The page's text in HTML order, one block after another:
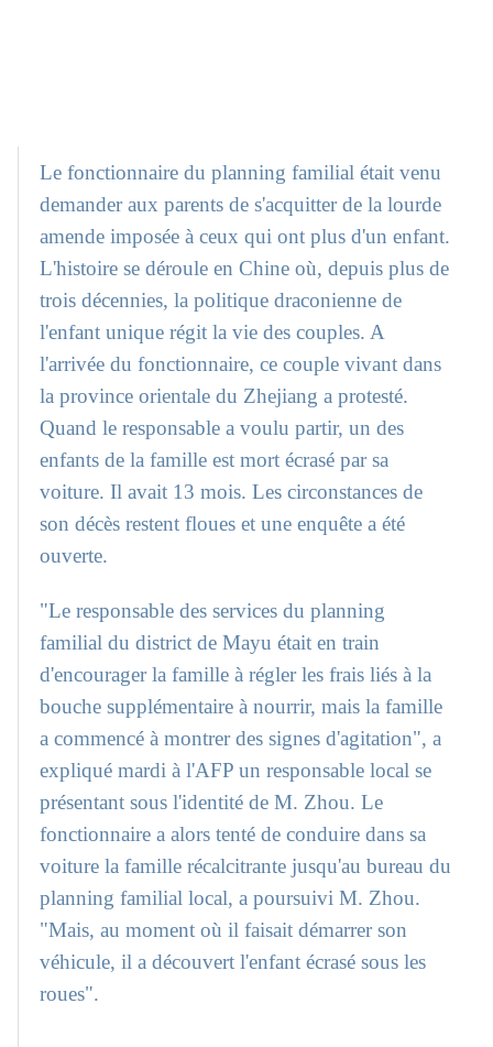
Le fonctionnaire du planning familial était venu
demander aux parents de s'acquitter de la lourde
amende imposée à ceux qui ont plus d'un enfant.
L'histoire se déroule en Chine où, depuis plus de
trois décennies, la politique draconienne de
l'enfant unique régit la vie des couples. A
l'arrivée du fonctionnaire, ce couple vivant dans
la province orientale du Zhejiang a protesté.
Quand le responsable a voulu partir, un des
enfants de la famille est mort écrasé par sa
voiture. Il avait 13 mois. Les circonstances de
son décès restent floues et une enquête a été
ouverte.
"Le responsable des services du planning
familial du district de Mayu était en train
d'encourager la famille à régler les frais liés à la
bouche supplémentaire à nourrir, mais la famille
a commencé à montrer des signes d'agitation", a
expliqué mardi à l'AFP un responsable local se
présentant sous l'identité de M. Zhou. Le
fonctionnaire a alors tenté de conduire dans sa
voiture la famille récalcitrante jusqu'au bureau du
planning familial local, a poursuivi M. Zhou.
"Mais, au moment où il faisait démarrer son
véhicule, il a découvert l'enfant écrasé sous les
roues".